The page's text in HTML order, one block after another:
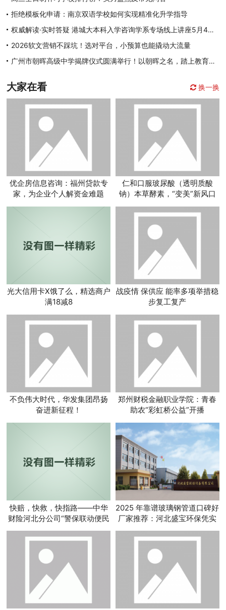
拒绝模板化申请：南京双语学校如何实现精准化升学指导
权威解读·实时答疑 港城大本科入学咨询学系专场线上讲座5月4日至8日开启
2026软文营销不踩坑！选对平台，小预算也能撬动大流量
广州市朝晖高级中学揭牌仪式圆满举行！以朝晖之名，踏上教育新征程
大家在看 换一换
优企房信息咨询：福州贷款专
家，为企业个人解资金难题
仁和口服玻尿酸（透明质酸
钠）本草酵素，“变美”新风口
亟待出炉
光大信用卡X饿了么，精选商户
满18减8
战疫情 保供应 能率多项举措稳
步复工复产
不负伟大时代，华发集团昂扬
奋进新征程！
郑州财税金融职业学院：青春
助农“彩虹桥公益”开播
快赔，快救，快指路——中华
财险河北分公司“警保联动便民
服务站”
2025 年靠谱玻璃钢管道口碑好
厂家推荐：河北盛宝环保凭实
力出圈